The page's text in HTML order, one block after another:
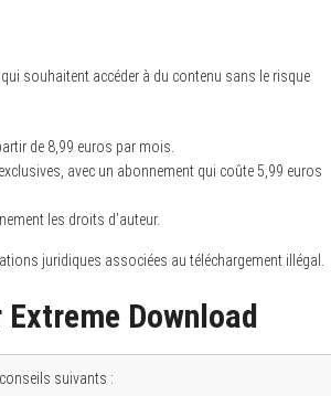
souhaitent accéder à du contenu sans le risque
de 8,99 euros par mois.
avec un abonnement qui coûte 5,99 euros
les droits d’auteur.
juridiques associées au téléchargement illégal.
Download
suivants :